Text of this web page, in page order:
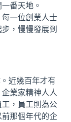
番天地。
一位創業人士
，慢慢發展到
近幾百年才有
業家精神人人
，員工則為公
那個年代的企